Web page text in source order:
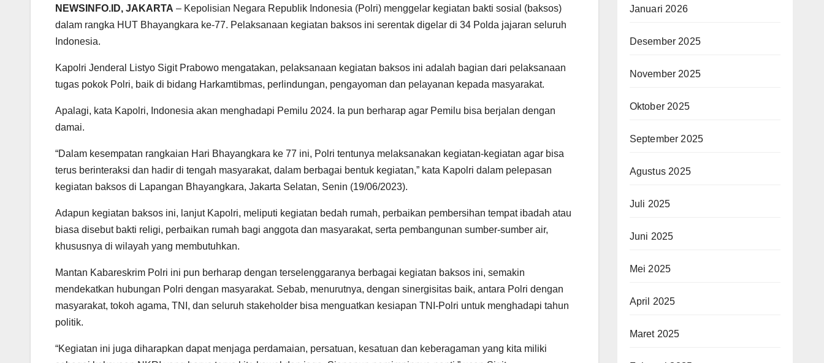
a
A
p
c
o
k
i
a
l
e
m
a
NEWSINFO.ID, JAKARTA – Kepolisian Negara Republik Indonesia (Polri) menggelar kegiatan bakti sosial (baksos)
dalam rangka HUT Bhayangkara ke-77. Pelaksanaan kegiatan baksos ini serentak digelar di 34 Polda jajaran seluruh
Indonesia.
Kapolri Jenderal Listyo Sigit Prabowo mengatakan, pelaksanaan kegiatan baksos ini adalah bagian dari pelaksanaan
tugas pokok Polri, baik di bidang Harkamtibmas, perlindungan, pengayoman dan pelayanan kepada masyarakat.
Apalagi, kata Kapolri, Indonesia akan menghadapi Pemilu 2024. Ia pun berharap agar Pemilu bisa berjalan dengan
damai.
“Dalam kesempatan rangkaian Hari Bhayangkara ke 77 ini, Polri tentunya melaksanakan kegiatan-kegiatan agar bisa
terus berinteraksi dan hadir di tengah masyarakat, dalam berbagai bentuk kegiatan,” kata Kapolri dalam pelepasan
kegiatan baksos di Lapangan Bhayangkara, Jakarta Selatan, Senin (19/06/2023).
Adapun kegiatan baksos ini, lanjut Kapolri, meliputi kegiatan bedah rumah, perbaikan pembersihan tempat ibadah atau
biasa disebut bakti religi, perbaikan rumah bagi anggota dan masyarakat, serta pembangunan sumber-sumber air,
khususnya di wilayah yang membutuhkan.
Mantan Kabareskrim Polri ini pun berharap dengan terselenggaranya berbagai kegiatan baksos ini, semakin
mendekatkan hubungan Polri dengan masyarakat. Sebab, menurutnya, dengan sinergisitas baik, antara Polri dengan
masyarakat, tokoh agama, TNI, dan seluruh stakeholder bisa menguatkan kesiapan TNI-Polri untuk menghadapi tahun
politik.
“Kegiatan ini juga diharapkan dapat menjaga perdamaian, persatuan, kesatuan dan keberagaman yang kita miliki
Januari 2026
Desember 2025
November 2025
Oktober 2025
September 2025
Agustus 2025
Juli 2025
Juni 2025
Mei 2025
April 2025
Maret 2025